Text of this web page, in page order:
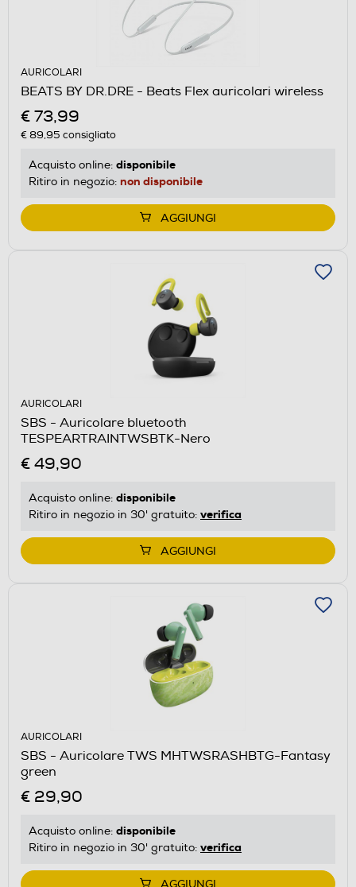
AURICOLARI
BEATS BY DR.DRE - Beats Flex auricolari wireless
€ 73,99
€ 89,95 consigliato
Acquisto online: disponibile
Ritiro in negozio: non disponibile
AGGIUNGI
AURICOLARI
SBS - Auricolare bluetooth
TESPEARTRAINTWSBTK-Nero
€ 49,90
Acquisto online: disponibile
Ritiro in negozio in 30' gratuito: verifica
AGGIUNGI
AURICOLARI
SBS - Auricolare TWS MHTWSRASHBTG-Fantasy
green
€ 29,90
Acquisto online: disponibile
Ritiro in negozio in 30' gratuito: verifica
AGGIUNGI